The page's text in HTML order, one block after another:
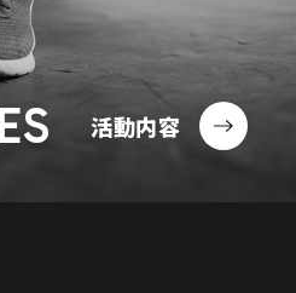
活動内容